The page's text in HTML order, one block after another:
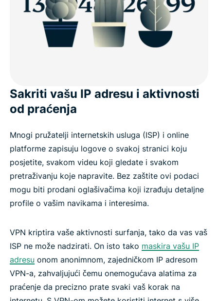
Sakriti vašu IP adresu i aktivnosti
od praćenja
Mnogi pružatelji internetskih usluga (ISP) i online
platforme zapisuju logove o svakoj stranici koju
posjetite, svakom videu koji gledate i svakom
pretraživanju koje napravite. Bez zaštite ovi podaci
mogu biti prodani oglašivačima koji izrađuju detaljne
profile o vašim navikama i interesima.
VPN kriptira vaše aktivnosti surfanja, tako da vas vaš
ISP ne može nadzirati. On isto tako maskira vašu IP
adresu onom anonimnom, zajedničkom IP adresom
VPN-a, zahvaljujući čemu onemogućava alatima za
praćenje da precizno prate svaki vaš korak na